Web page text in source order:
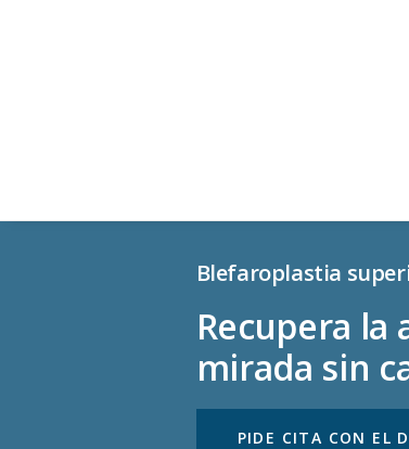
Blefaroplastia
Recupera la
mirada sin
PIDE CITA CON EL